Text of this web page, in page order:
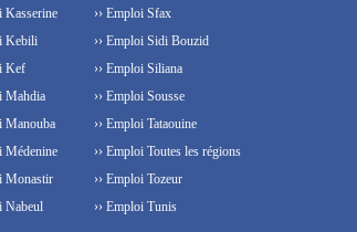
Kasserine
Kebili
Kef
Mahdia
Manouba
Médenine
Monastir
Nabeul
›› Emploi Sfax
›› Emploi Sidi Bouzid
›› Emploi Siliana
›› Emploi Sousse
›› Emploi Tataouine
›› Emploi Toutes les régions
›› Emploi Tozeur
›› Emploi Tunis